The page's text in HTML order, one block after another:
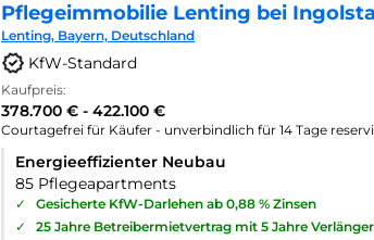
Pflegeimmobilie Lenting bei
Lenting, Bayern, Deutschland
KfW-Standard
Kaufpreis:
378.700 € - 422.100 €
Courtagefrei für Käufer - unverbindlich für 14 Tage
Energieeffizienter Neubau
85 Pflegeapartments
✓
Gesicherte KfW-Darlehen ab 0,88 % Zinsen
✓
25 Jahre Betreibermietvertrag mit 5 Jahre